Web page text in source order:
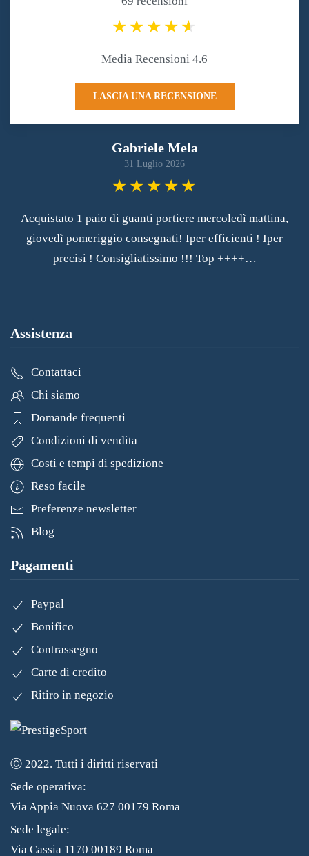
Media Recensioni 4.6
LASCIA UNA RECENSIONE
Gabriele Mela
31 Luglio 2026
Acquistato 1 paio di guanti portiere mercoledì mattina,
giovedì pomeriggio consegnati! Iper efficienti ! Iper
precisi ! Consigliatissimo !!! Top ++++…
Assistenza
Contattaci
Chi siamo
Domande frequenti
Condizioni di vendita
Costi e tempi di spedizione
Reso facile
Preferenze newsletter
Blog
Pagamenti
Paypal
Bonifico
Contrassegno
Carte di credito
Ritiro in negozio
Ⓒ 2022. Tutti i diritti riservati
Sede operativa:
Via Appia Nuova 627 00179 Roma
Sede legale:
Via Cassia 1170 00189 Roma